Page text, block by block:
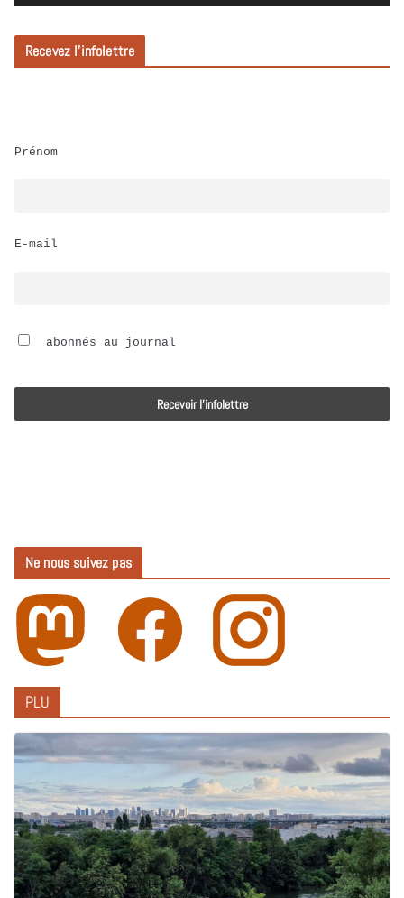
PLU
e
c
t
r
i
Recevez l’infolettre
Prénom
E-mail
abonnés au journal
Ne nous suivez pas